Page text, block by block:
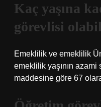
Kaç yaşına
görevlisi
Emeklilik ve emeklilik
emeklilik yaşının azami
maddesine göre 67